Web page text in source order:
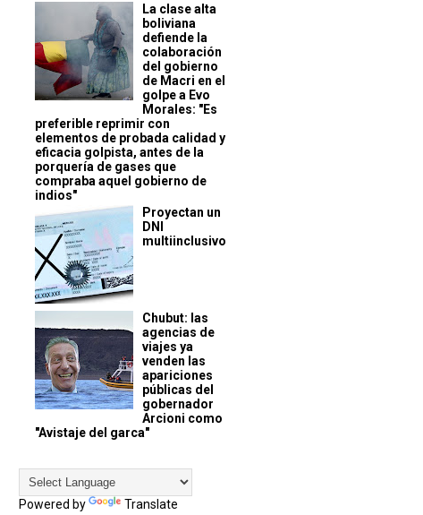
La clase alta
boliviana
defiende la
colaboración
del gobierno
de Macri en el
golpe a Evo
Morales: "Es
preferible reprimir con
elementos de probada calidad y
eficacia golpista, antes de la
porquería de gases que
compraba aquel gobierno de
indios"
Proyectan un
DNI
multiinclusivo
Chubut: las
agencias de
viajes ya
venden las
apariciones
públicas del
gobernador
Arcioni como
"Avistaje del garca"
Powered by Translate